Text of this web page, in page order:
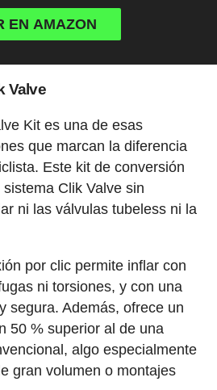
EN AMAZON
Valve
Kit es una de esas
que marcan la diferencia
Este kit de conversión
Clik Valve sin
ni las válvulas tubeless ni la
por clic permite inflar con
ni torsiones, y con una
segura. Además, ofrece un
50 % superior al de una
algo especialmente
gran volumen o montajes